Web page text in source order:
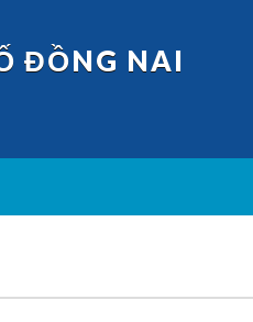
ĐỒNG NAI